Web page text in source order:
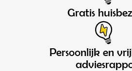
Gratis
Persoonlijk en